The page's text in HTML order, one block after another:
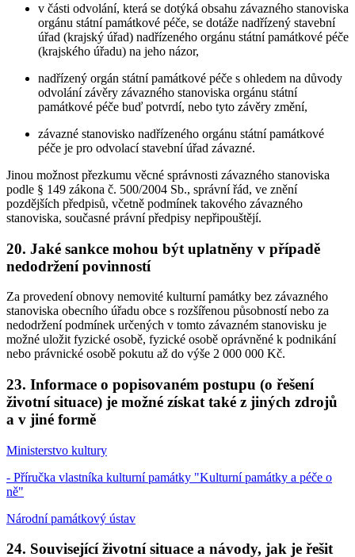
v části odvolání, která se dotýká obsahu závazného stanoviska
orgánu státní památkové péče, se dotáže nadřízený stavební
úřad (krajský úřad) nadřízeného orgánu státní památkové péče
(krajského úřadu) na jeho názor,
nadřízený orgán státní památkové péče s ohledem na důvody
odvolání závěry závazného stanoviska orgánu státní
památkové péče buď potvrdí, nebo tyto závěry změní,
závazné stanovisko nadřízeného orgánu státní památkové
péče je pro odvolací stavební úřad závazné.
Jinou možnost přezkumu věcné správnosti závazného stanoviska
podle § 149 zákona č. 500/2004 Sb., správní řád, ve znění
pozdějších předpisů, včetně podmínek takového závazného
stanoviska, současné právní předpisy nepřipouštějí.
20. Jaké sankce mohou být uplatněny v případě
nedodržení povinností
Za provedení obnovy nemovité kulturní památky bez závazného
stanoviska obecního úřadu obce s rozšířenou působností nebo za
nedodržení podmínek určených v tomto závazném stanovisku je
možné uložit fyzické osobě, fyzické osobě oprávněné k podnikání
nebo právnické osobě pokutu až do výše 2 000 000 Kč.
23. Informace o popisovaném postupu (o řešení
životní situace) je možné získat také z jiných zdrojů
a v jiné formě
Ministerstvo kultury
- Příručka vlastníka kulturní památky "Kulturní památky a péče o
ně"
Národní památkový ústav
24. Související životní situace a návody, jak je řešit